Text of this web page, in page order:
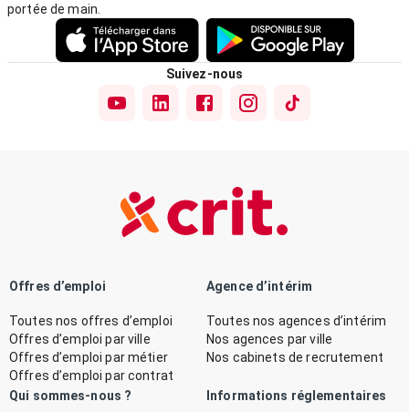
portée de main.
Suivez-nous
Offres d’emploi
Toutes nos offres d’emploi
Offres d’emploi par ville
Offres d’emploi par métier
Offres d’emploi par contrat
Agence d’intérim
Toutes nos agences d’intérim
Nos agences par ville
Nos cabinets de recrutement
Qui sommes-nous ? Informations réglementaires